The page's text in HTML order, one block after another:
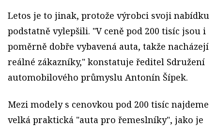
Letos je to jinak, protože výrobci svoji nabídku
podstatně vylepšili. "V ceně pod 200 tisíc jsou i
poměrně dobře vybavená auta, takže nacházejí
reálné zákazníky," konstatuje ředitel Sdružení
automobilového průmyslu Antonín Šípek.
Mezi modely s cenovkou pod 200 tisíc najdeme
velká praktická "auta pro řemeslníky", jako je